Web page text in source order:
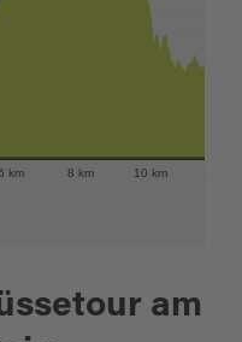
km 8 km 10 km
am